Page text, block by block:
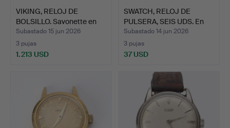
VIKING, RELOJ DE
BOLSILLO. Savonette en
or…
Subastado 15 jun 2026
3 pujas
1.213 USD
SWATCH, RELOJ DE
PULSERA, SEIS UDS. En
est…
Subastado 14 jun 2026
3 pujas
37 USD